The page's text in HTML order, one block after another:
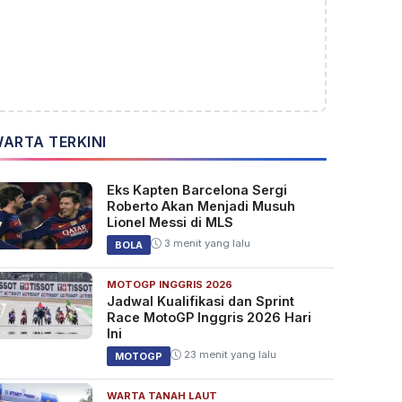
TERKINI
Eks Kapten Barcelona Sergi
Roberto Akan Menjadi Musuh
Lionel Messi di MLS
BOLA 3 menit yang lalu
MOTOGP INGGRIS 2026
Jadwal Kualifikasi dan Sprint
Race MotoGP Inggris 2026 Hari
Ini
MOTOGP 23 menit yang lalu
WARTA TANAH LAUT